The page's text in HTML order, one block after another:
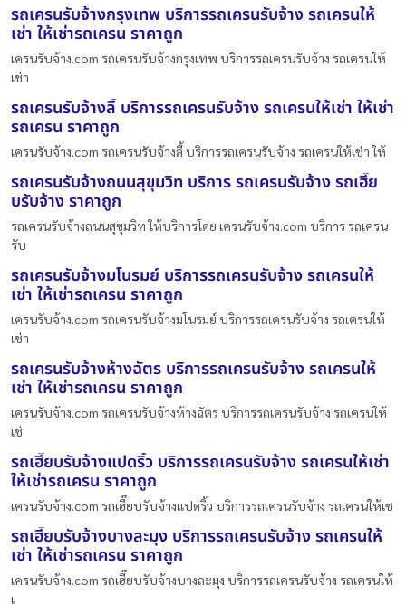
รถเครนรับจ้างกรุงเทพ บริการรถเครนรับจ้าง รถเครนให้
เช่า ให้เช่ารถเครน ราคาถูก
เครนรับจ้าง.com รถเครนรับจ้างกรุงเทพ บริการรถเครนรับจ้าง รถเครนให้
เช่า
รถเครนรับจ้างลี้ บริการรถเครนรับจ้าง รถเครนให้เช่า ให้เช่า
รถเครน ราคาถูก
เครนรับจ้าง.com รถเครนรับจ้างลี้ บริการรถเครนรับจ้าง รถเครนให้เช่า ให้
รถเครนรับจ้างถนนสุขุมวิท บริการ รถเครนรับจ้าง รถเฮี๊ย
บรับจ้าง ราคาถูก
รถเครนรับจ้างถนนสุขุมวิท ให้บริการโดย เครนรับจ้าง.com บริการ รถเครน
รับ
รถเครนรับจ้างมโนรมย์ บริการรถเครนรับจ้าง รถเครนให้
เช่า ให้เช่ารถเครน ราคาถูก
เครนรับจ้าง.com รถเครนรับจ้างมโนรมย์ บริการรถเครนรับจ้าง รถเครนให้
เช่า
รถเครนรับจ้างห้างฉัตร บริการรถเครนรับจ้าง รถเครนให้
เช่า ให้เช่ารถเครน ราคาถูก
เครนรับจ้าง.com รถเครนรับจ้างห้างฉัตร บริการรถเครนรับจ้าง รถเครนให้
เช่
รถเฮี๊ยบรับจ้างแปดริ้ว บริการรถเครนรับจ้าง รถเครนให้เช่า
ให้เช่ารถเครน ราคาถูก
เครนรับจ้าง.com รถเฮี๊ยบรับจ้างแปดริ้ว บริการรถเครนรับจ้าง รถเครนให้เช
รถเฮี๊ยบรับจ้างบางละมุง บริการรถเครนรับจ้าง รถเครนให้
เช่า ให้เช่ารถเครน ราคาถูก
เครนรับจ้าง.com รถเฮี๊ยบรับจ้างบางละมุง บริการรถเครนรับจ้าง รถเครนให้
เ